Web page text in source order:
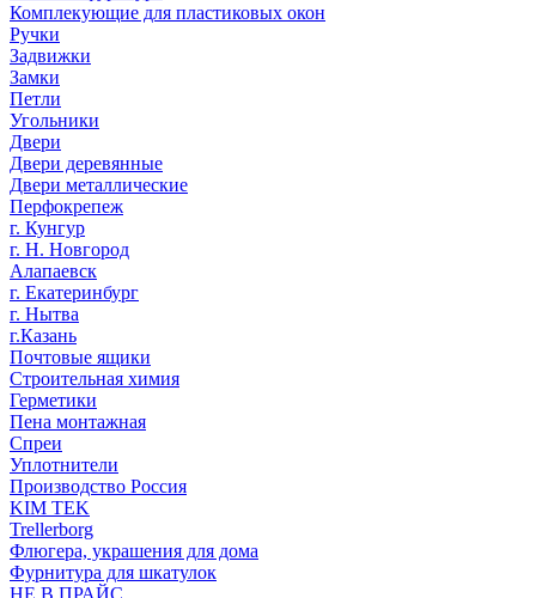
Комплекующие для пластиковых окон
Ручки
Задвижки
Замки
Петли
Угольники
Двери
Двери деревянные
Двери металлические
Перфокрепеж
г. Кунгур
г. Н. Новгород
Алапаевск
г. Екатеринбург
г. Нытва
г.Казань
Почтовые ящики
Строительная химия
Герметики
Пена монтажная
Спреи
Уплотнители
Производство Россия
KIM TEK
Trellerborg
Флюгера, украшения для дома
Фурнитура для шкатулок
НЕ В ПРАЙС